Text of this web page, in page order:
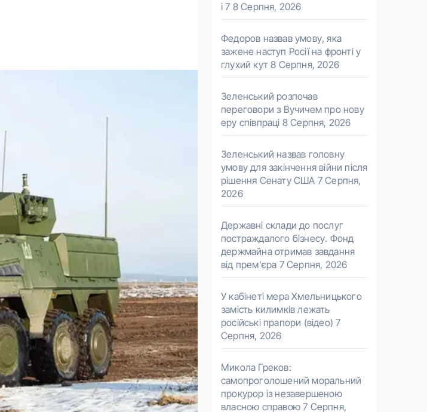
і 7 8 Серпня, 2026
Федоров назвав умову, яка
зажене наступ Росії на фронті у
глухий кут 8 Серпня, 2026
Зеленський розпочав
переговори з Вучичем про нову
еру співпраці 8 Серпня, 2026
Зеленський назвав головну
умову для закінчення війни після
рішення Сенату США 7 Серпня,
2026
Державні склади до послуг
постраждалого бізнесу. Фонд
держмайна отримав завдання
від прем’єра 7 Серпня, 2026
У кабінеті мера Хмельницького
замість килимків лежать
російські прапори (відео) 7
Серпня, 2026
Микола Греков:
самопроголошений моральний
прокурор із незавершеною
власною справою 7 Серпня,